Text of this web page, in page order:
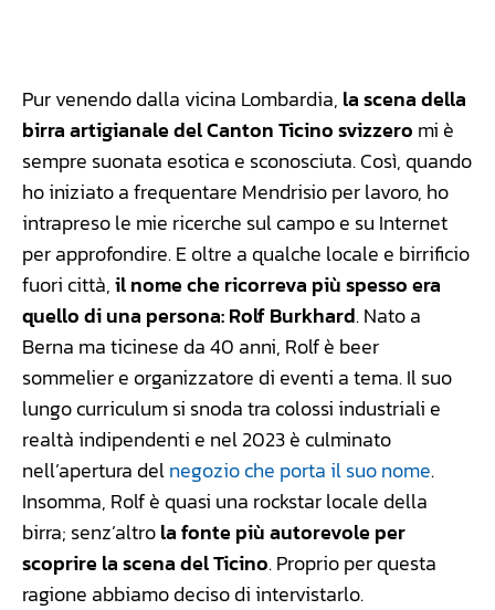
Pur venendo dalla vicina Lombardia, la scena della
birra artigianale del Canton Ticino svizzero mi è
sempre suonata esotica e sconosciuta. Così, quando
ho iniziato a frequentare Mendrisio per lavoro, ho
intrapreso le mie ricerche sul campo e su Internet
per approfondire. E oltre a qualche locale e birrificio
fuori città,il nome che ricorreva più spesso era
quello di una persona: Rolf Burkhard. Nato a
Berna ma ticinese da 40 anni, Rolf è beer
sommelier e organizzatore di eventi a tema. Il suo
lungo curriculum si snoda tra colossi industriali e
realtà indipendenti e nel 2023 è culminato
nell’apertura delnegozio che porta il suo nome.
Insomma, Rolf è quasi una rockstar locale della
birra; senz’altrola fonte più autorevole per
scoprire la scena del Ticino. Proprio per questa
ragione abbiamo deciso di intervistarlo.